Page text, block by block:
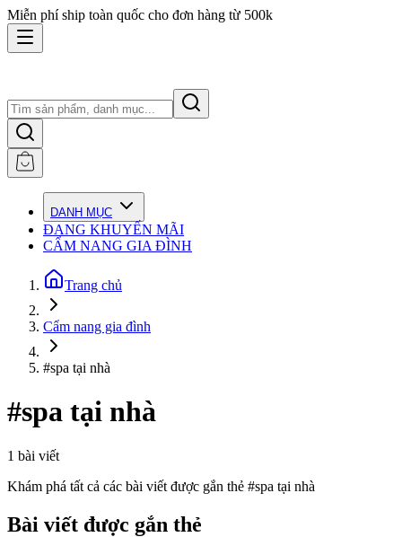
Miễn phí ship toàn quốc cho đơn hàng từ 500k
DANH MỤC
ĐANG KHUYẾN MÃI
CẨM NANG GIA ĐÌNH
Trang chủ
Cẩm nang gia đình
#spa tại nhà
#spa tại nhà
1 bài viết
Khám phá tất cả các bài viết được gắn thẻ #spa tại nhà
Bài viết được gắn thẻ